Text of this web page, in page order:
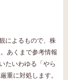
によるもので、株
あくまで参考情報
たいわゆる「やら
重に対処します。